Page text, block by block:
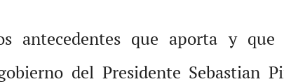
antecedentes que aporta y que
del Presidente Sebastian